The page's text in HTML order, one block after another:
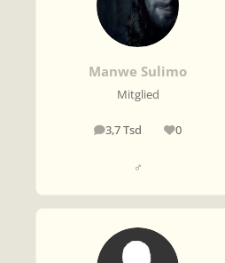
Manwe Sulimo
Mitglied
3,7 Tsd
Beiträge 0
Reputation
♂